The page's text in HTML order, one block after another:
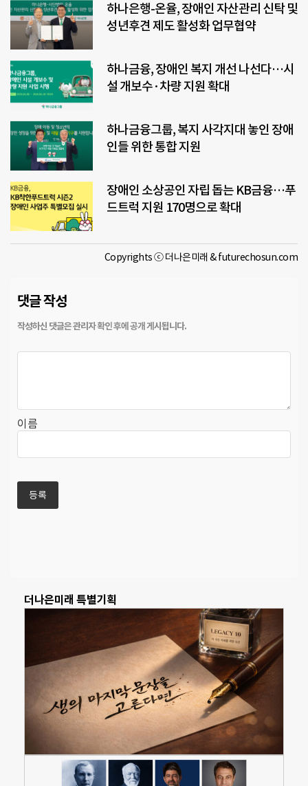
하나은행-온율, 장애인 자산관리 신탁 및
성년후견 제도 활성화 업무협약
하나금융, 장애인 복지 개선 나선다…시
설 개보수·차량 지원 확대
하나금융그룹, 복지 사각지대 놓인 장애
인들 위한 통합 지원
장애인 소상공인 자립 돕는 KB금융…푸
드트럭 지원 170명으로 확대
Copyrights ⓒ 더나은미래 & futurechosun.com
댓글 작성
이름
더나은미래 특별기획